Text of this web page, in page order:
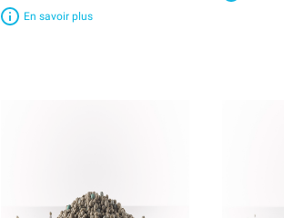
En savoir plus